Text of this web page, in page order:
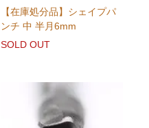
【在庫処分品】シェイプパ
ンチ 中 半月6mm
SOLD OUT